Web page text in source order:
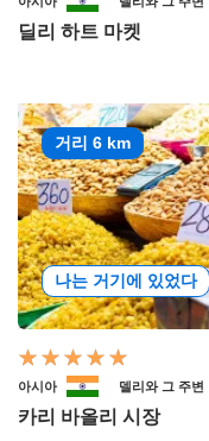
딜리 하트 마켓
거리 6 km
나는 거기에 있었다
아시아 델리와 그 주변
카리 바올리 시장